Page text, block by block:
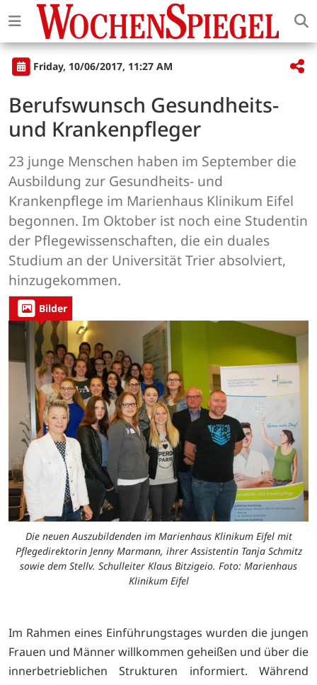
Friday, 10/06/2017, 11:27 AM
Berufswunsch Gesundheits-
und Krankenpfleger
23 junge Menschen haben im September die
Ausbildung zur Gesundheits- und
Krankenpflege im Marienhaus Klinikum Eifel
begonnen. Im Oktober ist noch eine Studentin
der Pflegewissenschaften, die ein duales
Studium an der Universität Trier absolviert,
hinzugekommen.
Bilder
Die neuen Auszubildenden im Marienhaus Klinikum Eifel mit
Pflegedirektorin Jenny Marmann, ihrer Assistentin Tanja Schmitz
sowie dem Stellv. Schulleiter Klaus Bitzigeio. Foto: Marienhaus
Klinikum Eifel
Im Rahmen eines Einführungstages wurden die jungen
Frauen und Männer willkommen geheißen und über die
innerbetrieblichen Strukturen informiert. Während